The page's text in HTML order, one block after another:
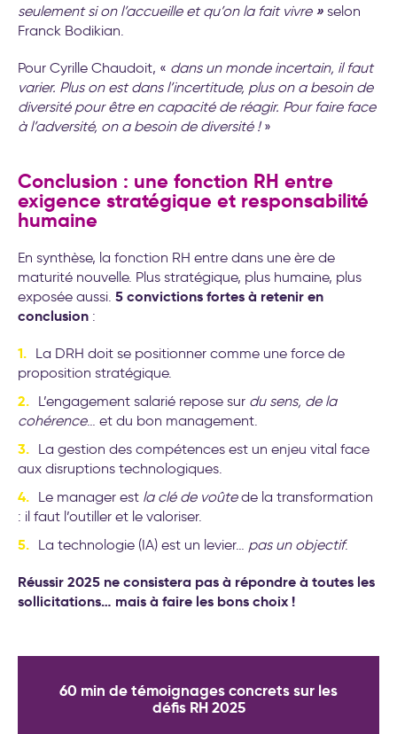
seulement si on l’accueille et qu’on la fait vivre » selon
Franck Bodikian.
Pour Cyrille Chaudoit, « dans un monde incertain, il faut
varier. Plus on est dans l’incertitude, plus on a besoin de
diversité pour être en capacité de réagir. Pour faire face
à l’adversité, on a besoin de diversité !»
Conclusion : une fonction RH entre
exigence stratégique et responsabilité
humaine
En synthèse, la fonction RH entre dans une ère de
maturité nouvelle. Plus stratégique, plus humaine, plus
exposée aussi. 5 convictions fortes à retenir en
conclusion :
La DRH doit se positionner comme une force de
proposition stratégique.
L’engagement salarié repose sur du sens, de la
cohérence… et du bon management.
La gestion des compétences est un enjeu vital face
aux disruptions technologiques.
Le manager est la clé de voûtede la transformation
: il faut l’outiller et le valoriser.
La technologie (IA) est un levier… pas un objectif.
Réussir 2025 ne consistera pas à répondre à toutes les
sollicitations… mais à faire les bons choix !
60 min de témoignages concrets sur les
défis RH 2025